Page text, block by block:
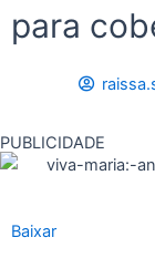
para
PUBLICIDADE
Baixar